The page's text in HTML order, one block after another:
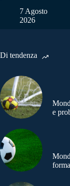
7 Agosto
2026
Di tendenza
e